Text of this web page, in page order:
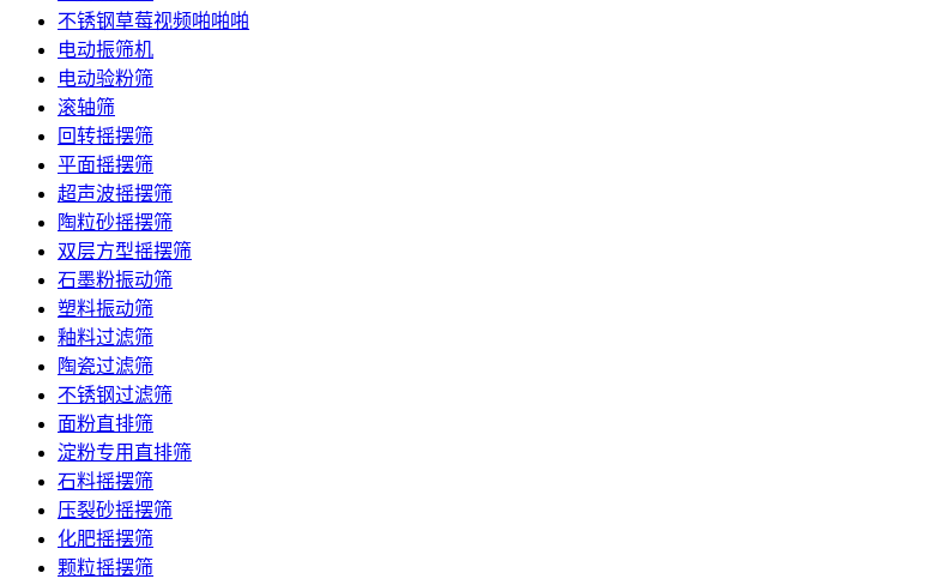
不锈钢草莓视频啪啪啪
电动振筛机
电动验粉筛
滚轴筛
回转摇摆筛
平面摇摆筛
超声波摇摆筛
陶粒砂摇摆筛
双层方型摇摆筛
石墨粉振动筛
塑料振动筛
釉料过滤筛
陶瓷过滤筛
不锈钢过滤筛
面粉直排筛
淀粉专用直排筛
石料摇摆筛
压裂砂摇摆筛
化肥摇摆筛
颗粒摇摆筛